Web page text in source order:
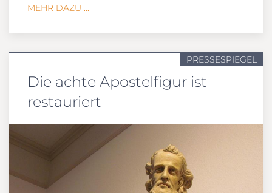
MEHR DAZU ...
PRESSESPIEGEL
Die achte Apostelfigur ist
restauriert